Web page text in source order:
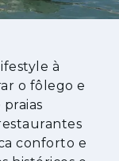
endereços
à
o fôlego e
conforto e